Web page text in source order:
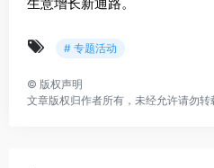
# 专题活动
© 版权声明
文章版权归作者所有，未经允许请勿转